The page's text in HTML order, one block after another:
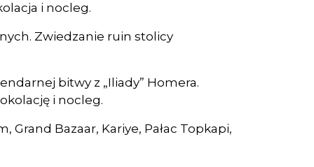
i nocleg.
Zwiedzanie ruin stolicy
bitwy z „Iliady” Homera.
i nocleg.
Grand Bazaar, Kariye, Pałac Topkapi,